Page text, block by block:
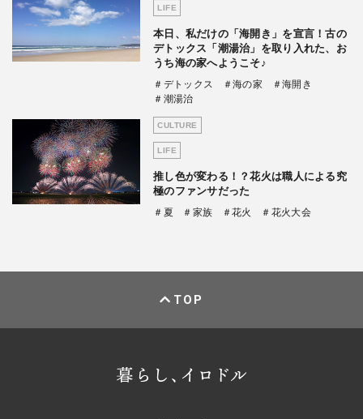
LIFE
本日、私だけの「海開き」を宣言！古の
デトックス「潮湯治」を取り入れた、お
うち海の家へようこそ♪
＃デトックス ＃海の家
＃海開き
＃潮湯治
CULTURE
LIFE
推し色が変わる！？花火は職人による究
極のファンサだった
＃夏 ＃家族 ＃花火 ＃花火大会
TOP